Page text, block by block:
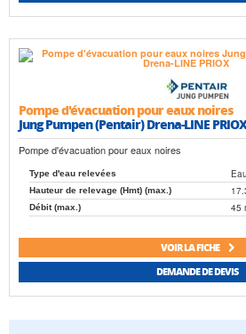
Pompe d'évacuation pour eaux noires
Jung Pumpen (Pentair) Drena-LINE PRIOX
Pompe d'évacuation pour eaux noires
Type d'eau relevées
Hauteur de relevage (Hmt) (max.)
Débit (max.) 45
VOIR LA FICHE
DEMANDE DE DEVIS